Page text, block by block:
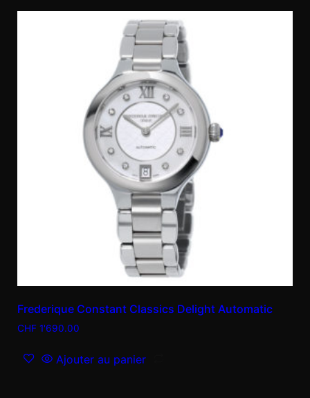
Frederique Constant Classics Delight Automatic
CHF 1'690.00
Ajouter au panier